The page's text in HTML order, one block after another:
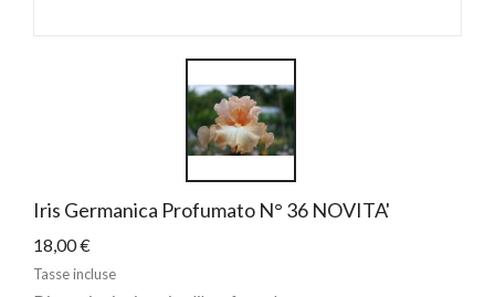
Iris Germanica Profumato N° 36 NOVITA'
18,00 €
Tasse incluse